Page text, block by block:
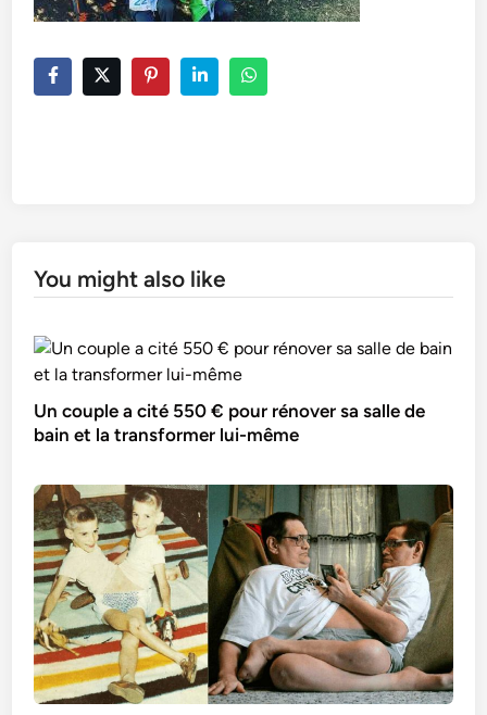
You might also like
Un couple a cité 550 € pour rénover sa salle de
bain et la transformer lui-même